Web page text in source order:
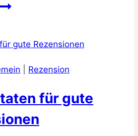
Rezension
für gute